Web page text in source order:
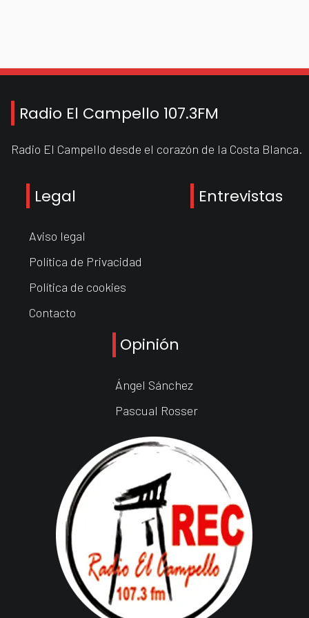
Radio El Campello 107.3FM
Radio El Campello desde el corazón de la Costa Blanca.
Legal
Aviso legal
Política de Privacidad
Política de cookies
Contacto
Entrevistas
Opinión
Ángel Sánchez
Pascual Rosser